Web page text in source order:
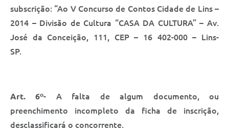
subscrição: “Ao V Concurso de Contos Cidade de Lins –
2014 – Divisão de Cultura “CASA DA CULTURA” – Av.
José da Conceição, 111, CEP – 16 402-000 – Lins-
SP.
Art. 6º- A falta de algum documento, ou
preenchimento incompleto da ficha de inscrição,
desclassificará o concorrente.